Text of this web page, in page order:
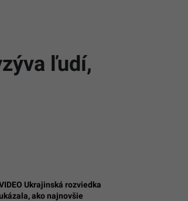
ľudí,
Ukrajinská rozviedka
ako najnovšie